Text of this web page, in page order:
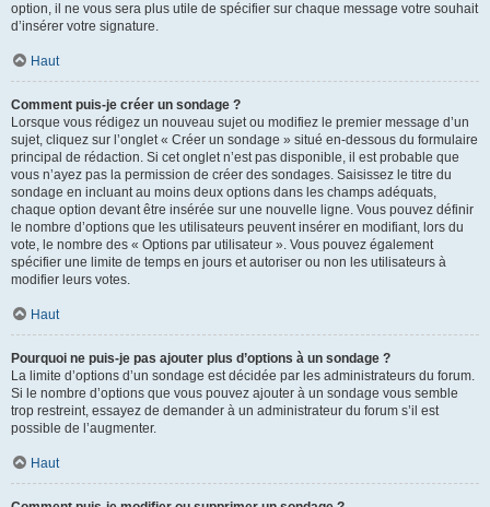
option, il ne vous sera plus utile de spécifier sur chaque message votre souhait
d’insérer votre signature.
Haut
Comment puis-je créer un sondage ?
Lorsque vous rédigez un nouveau sujet ou modifiez le premier message d’un
sujet, cliquez sur l’onglet « Créer un sondage » situé en-dessous du formulaire
principal de rédaction. Si cet onglet n’est pas disponible, il est probable que
vous n’ayez pas la permission de créer des sondages. Saisissez le titre du
sondage en incluant au moins deux options dans les champs adéquats,
chaque option devant être insérée sur une nouvelle ligne. Vous pouvez définir
le nombre d’options que les utilisateurs peuvent insérer en modifiant, lors du
vote, le nombre des « Options par utilisateur ». Vous pouvez également
spécifier une limite de temps en jours et autoriser ou non les utilisateurs à
modifier leurs votes.
Haut
Pourquoi ne puis-je pas ajouter plus d’options à un sondage ?
La limite d’options d’un sondage est décidée par les administrateurs du forum.
Si le nombre d’options que vous pouvez ajouter à un sondage vous semble
trop restreint, essayez de demander à un administrateur du forum s’il est
possible de l’augmenter.
Haut